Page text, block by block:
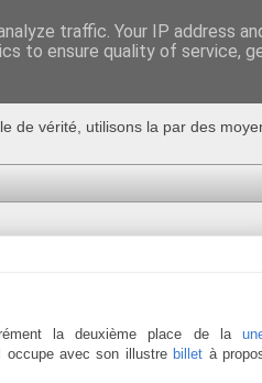
vérité, utilisons la par des
la deuxième place de la
occupe avec son illustre billet à
traffic. Your IP address
to ensure quality of service,